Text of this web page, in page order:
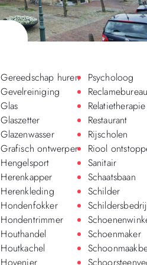
Gereedschap huren
Gevelreiniging
Glas
Glaszetter
Glazenwasser
Grafisch ontwerper
Hengelsport
Herenkapper
Herenkleding
Hondenfokker
Hondentrimmer
Houthandel
Houtkachel
Psycholoog
Relatietherapie
Restaurant
Rijscholen
Riool
Sanitair
Schaatsbaan
Schilder
Schoenmaker